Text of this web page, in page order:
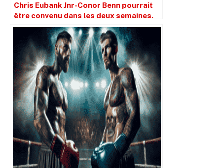
Chris Eubank Jnr-Conor Benn pourrait
être convenu dans les deux semaines.